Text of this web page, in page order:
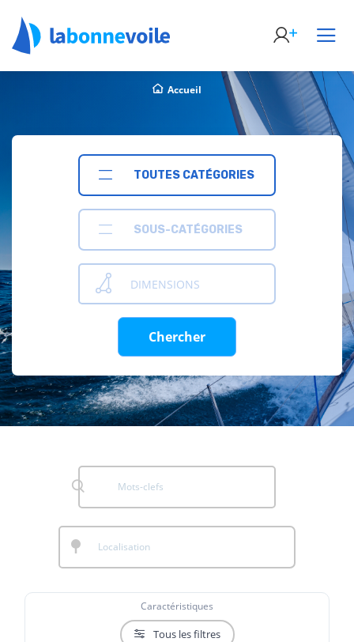
Accueil
TOUTES CATÉGORIES
SOUS-CATÉGORIES
DIMENSIONS
Chercher
Caractéristiques
Tous les filtres